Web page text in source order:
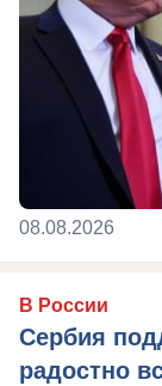
08.08.2026
В России
Сербия
радостно